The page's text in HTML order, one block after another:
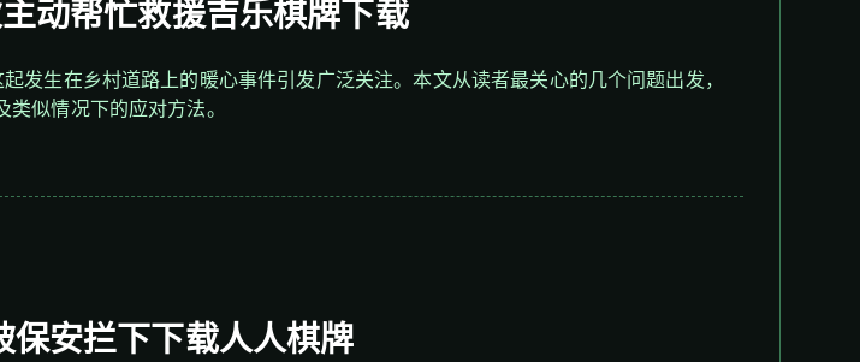
动帮忙救援吉乐棋牌下载
发生在乡村道路上的暖心事件引发广泛关注。本文从读者最关心的几个问题出发，
似情况下的应对方法。
保安拦下下载人人棋牌